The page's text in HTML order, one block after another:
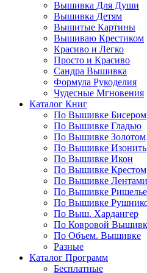
Вышивка Для Души
Вышивка Детям
Вышитые Картины
Вышиваю Крестиком
Красиво и Легко
Просто и Красиво
Сандра Вышивка
Формула Рукоделия
Чудесные Мгновения
Каталог Книг
По Вышивке Бисером
По Вышивке Гладью
По Вышивке Золотом
По Вышивке Изонить
По Вышивке Икон
По Вышивке Крестом
По Вышивке Лентами
По Вышивке Ришелье
По Вышивке
По Выш. Хардангер
По Ковровой
По Объем. Вышивке
Разные
Каталог Программ
Бесплатные